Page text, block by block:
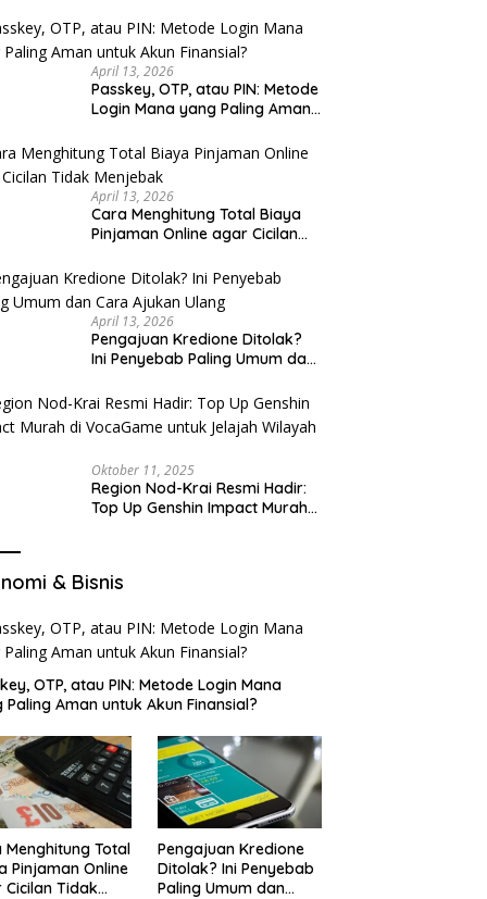
April 13, 2026
Passkey, OTP, atau PIN: Metode
Login Mana yang Paling Aman
April 13, 2026
Cara Menghitung Total Biaya
Pinjaman Online agar Cicilan
April 13, 2026
Pengajuan Kredione Ditolak?
Ini Penyebab Paling Umum dan
Oktober 11, 2025
Region Nod-Krai Resmi Hadir:
Top Up Genshin Impact Murah
& Bisnis
OTP, atau PIN: Metode Login Mana
Paling Aman untuk Akun Finansial?
Menghitung Total
Pinjaman Online
Cicilan Tidak
Pengajuan Kredione
Ditolak? Ini Penyebab
Paling Umum dan